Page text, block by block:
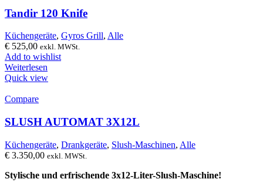
Tandir 120 Knife
Küchengeräte, Gyros Grill, Alle
€ 525,00 exkl. MWSt.
Add to wishlist
Weiterlesen
Quick view
Compare
SLUSH AUTOMAT 3X12L
Küchengeräte, Drankgeräte, Slush-Maschinen, Alle
€ 3.350,00 exkl. MWSt.
Stylische und erfrischende 3x12-Liter-Slush-Maschine!